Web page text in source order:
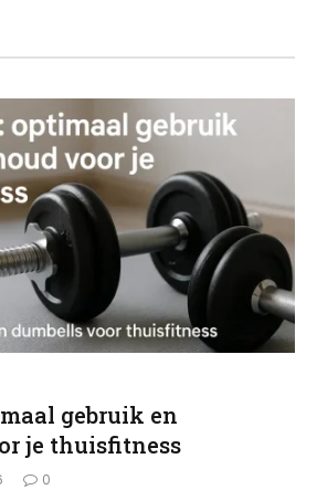
gebruik en
je thuisfitness
0